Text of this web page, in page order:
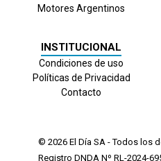
Motores Argentinos
INSTITUCIONAL
Condiciones de uso
Políticas de Privacidad
Contacto
© 2026 El Día SA - Todos los
Registro DNDA Nº RL-2024-